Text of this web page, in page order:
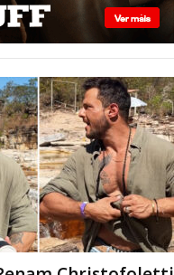
viado”
Christofoletti
compartilha
bastidores de
ensaio, mas acaba
virando o centro das
atenções